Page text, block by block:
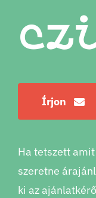
Írjon
Ha tetszett
szeretne
ki az